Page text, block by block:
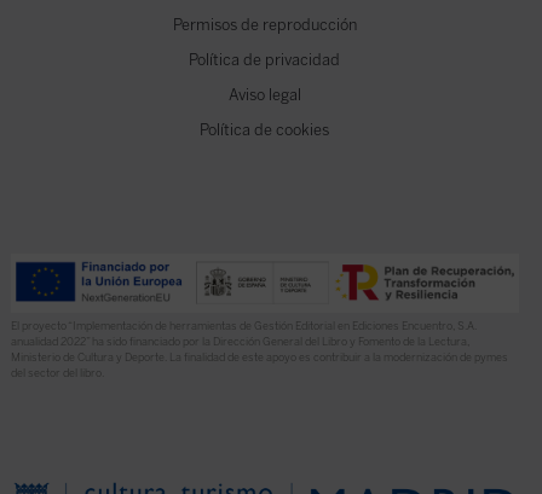
Permisos de reproducción
Política de privacidad
Aviso legal
Política de cookies
El proyecto “Implementación de herramientas de Gestión Editorial en Ediciones Encuentro, S.A.
anualidad 2022” ha sido financiado por la Dirección General del Libro y Fomento de la Lectura,
Ministerio de Cultura y Deporte. La finalidad de este apoyo es contribuir a la modernización de pymes
del sector del libro.